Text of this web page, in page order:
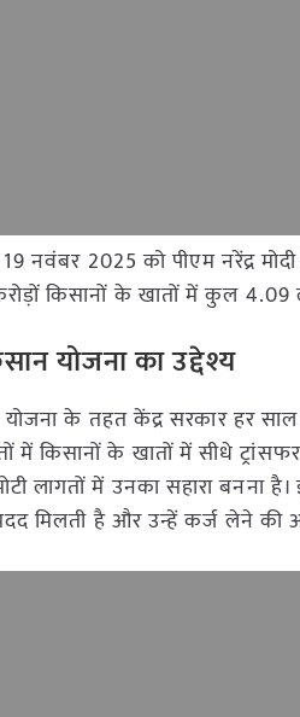
नवंबर 2025 को पीएम नरेंद्र
किसानों के खातों में कुल 4.09
योजना का उद्देश्य
के तहत केंद्र सरकार हर
में किसानों के खातों में सीधे
लागतों में उनका सहारा
मिलती है और उन्हें कर्ज लेने की